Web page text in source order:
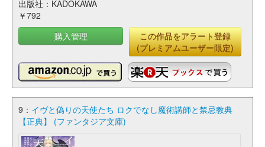
出版社：KADOKAWA
￥792
購入管理
この作品をアラート登録
(プレミアムユーザー限定)
9： イヴと偽りの天使たち ロクでなし魔術講師と禁忌教典
【正典】 (ファンタジア文庫)